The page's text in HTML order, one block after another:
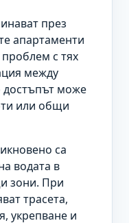
през
апартаменти
с тях
между
достъпът може
или общи
са
водата в
зони. При
трасета,
укрепване и